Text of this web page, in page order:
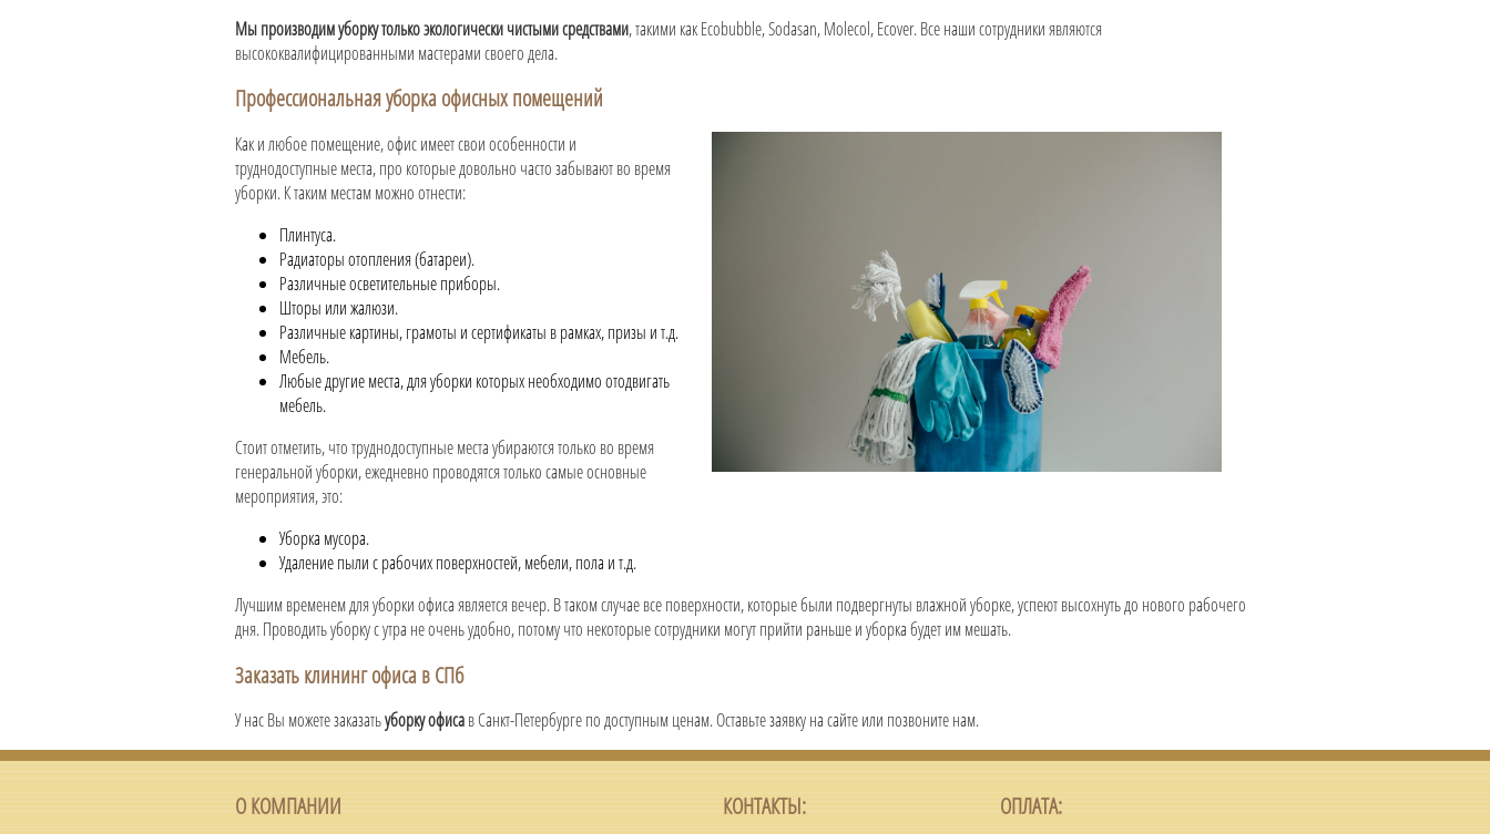
Мы производим уборку только экологически чистыми средствами, такими как Ecobubble, Sodasan, Molecol, Ecover. Все наши сотрудники являются
высококвалифицированными мастерами своего дела.
Профессиональная уборка офисных помещений
Как и любое помещение, офис имеет свои особенности и
труднодоступные места, про которые довольно часто забывают во время
уборки. К таким местам можно отнести:
Плинтуса.
Радиаторы отопления (батареи).
Различные осветительные приборы.
Шторы или жалюзи.
Различные картины, грамоты и сертификаты в рамках, призы и т.д.
Мебель.
Любые другие места, для уборки которых необходимо отодвигать
мебель.
Стоит отметить, что труднодоступные места убираются только во время
генеральной уборки, ежедневно проводятся только самые основные
мероприятия, это:
Уборка мусора.
Удаление пыли с рабочих поверхностей, мебели, пола и т.д.
Лучшим временем для уборки офиса является вечер. В таком случае все поверхности, которые были подвергнуты влажной уборке, успеют высохнуть до нового рабочего
дня. Проводить уборку с утра не очень удобно, потому что некоторые сотрудники могут прийти раньше и уборка будет им мешать.
Заказать клининг офиса в СПб
У нас Вы можете заказатьуборку офисав Санкт-Петербурге по доступным ценам. Оставьте заявку на сайте или позвоните нам.
О КОМПАНИИ КОНТАКТЫ: ОПЛАТА: